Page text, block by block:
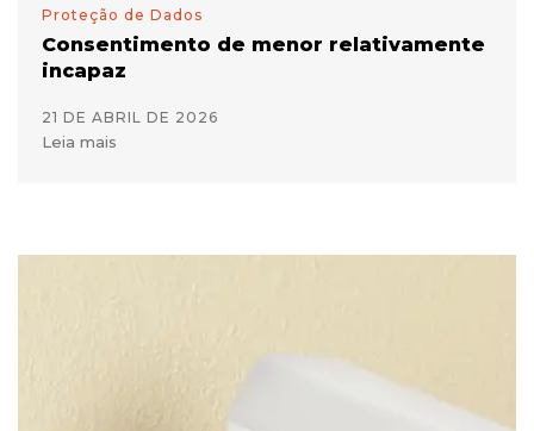
Proteção de Dados
Consentimento de menor relativamente
incapaz
21 DE ABRIL DE 2026
Leia mais